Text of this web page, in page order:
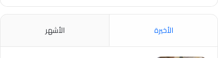
الأخيرة الأشهر